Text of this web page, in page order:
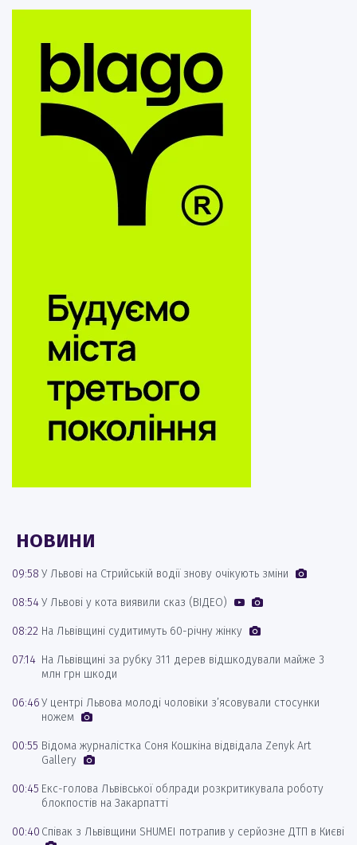
НОВИНИ
09:58 У Львові на Стрийській водії знову очікують зміни
08:54У Львові у кота виявили сказ (ВІДЕО)
08:22 На Львівщині судитимуть 60-річну жінку
07:14 На Львівщині за рубку 311 дерев відшкодували майже 3
млн грн шкоди
06:46У центрі Львова молоді чоловіки з’ясовували стосунки
ножем
00:55 Відома журналістка Соня Кошкіна відвідала Zenyk Art
Gallery
00:45 Екс-голова Львівської облради розкритикувала роботу
блокпостів на Закарпатті
00:40 Співак з Львівщини SHUMEI потрапив у серйозне ДТП в Києві